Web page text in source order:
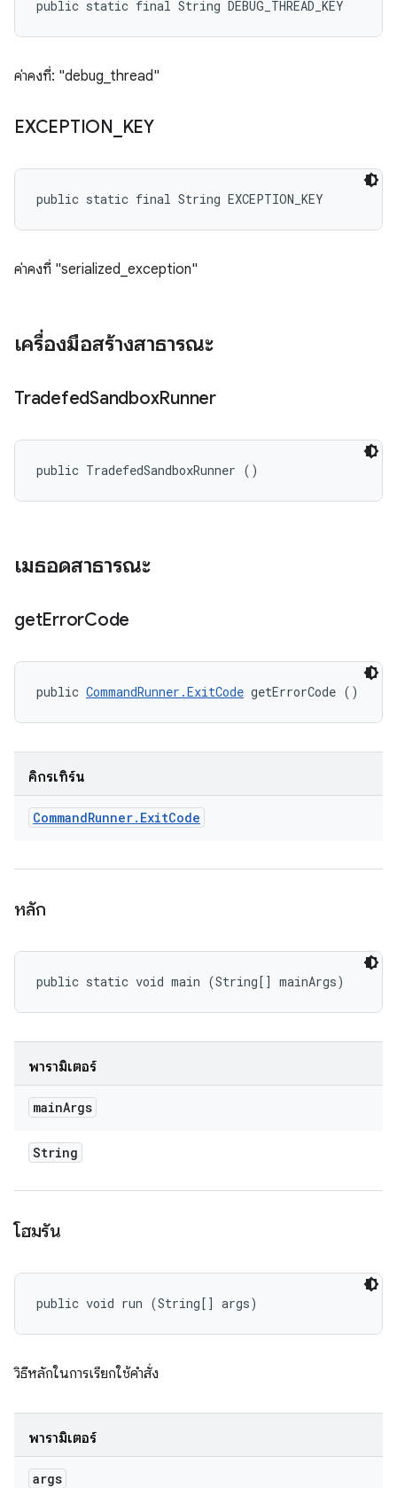
public static final String DEBUG_THREAD_KEY
ค่าคงที่: "debug_thread"
EXCEPTION KEY
public static final String EXCEPTION_KEY
ค่าคงที่ "serialized_exception"
เครื่องมือสร้างสาธารณะ
TradefedSandboxRunner
public TradefedSandboxRunner ()
เมธอดสาธารณะ
getErrorCode
public CommandRunner.ExitCode getErrorCode ()
คิกรีเทิร์น
CommandRunner. ExitCode
หลัก
public static void main (String[] mainArgs)
พารามิเตอร์
mainArgs
String
โฮมรัน
public void run (String[] args)
วิธีหลักในการเรียกใช้คำสั่ง
พารามิเตอร์
args